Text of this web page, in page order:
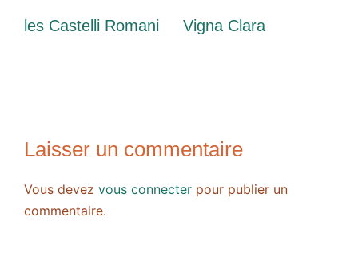
les Castelli Romani Vigna Clara
Laisser un commentaire
Vous devez vous connecter pour publier un
commentaire.